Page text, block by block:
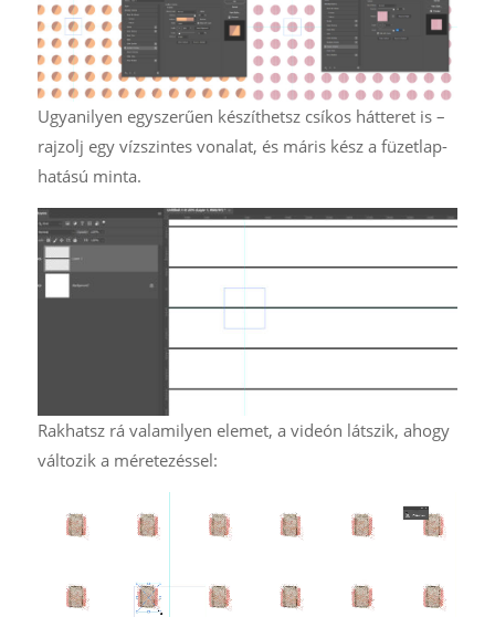
Ugyanilyen egyszerűen készíthetsz csíkos hátteret is –
rajzolj egy vízszintes vonalat, és máris kész a füzetlap-
hatású minta.
Rakhatsz rá valamilyen elemet, a videón látszik, ahogy
változik a méretezéssel: